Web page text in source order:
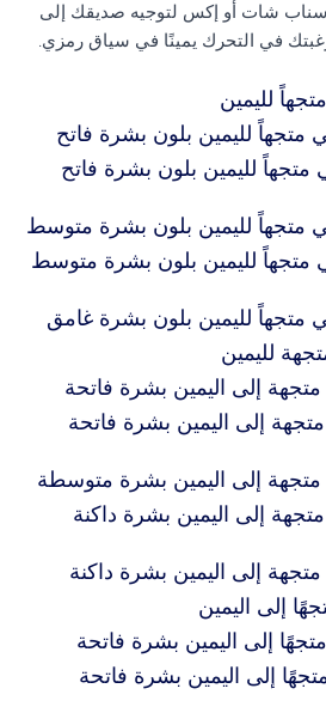
سناب شات أو إكس لتوجيه صديقك إلى
في التحرك يمينًا في سياق رمزي.
لليمين
لليمين بلون بشرة فاتح
لليمين بلون بشرة فاتح
لليمين بلون بشرة متوسط
لليمين بلون بشرة متوسط
لليمين بلون بشرة غامق
لليمين
إلى اليمين بشرة فاتحة
إلى اليمين بشرة فاتحة
إلى اليمين بشرة متوسطة
إلى اليمين بشرة داكنة
إلى اليمين بشرة داكنة
إلى اليمين
إلى اليمين بشرة فاتحة
إلى اليمين بشرة فاتحة